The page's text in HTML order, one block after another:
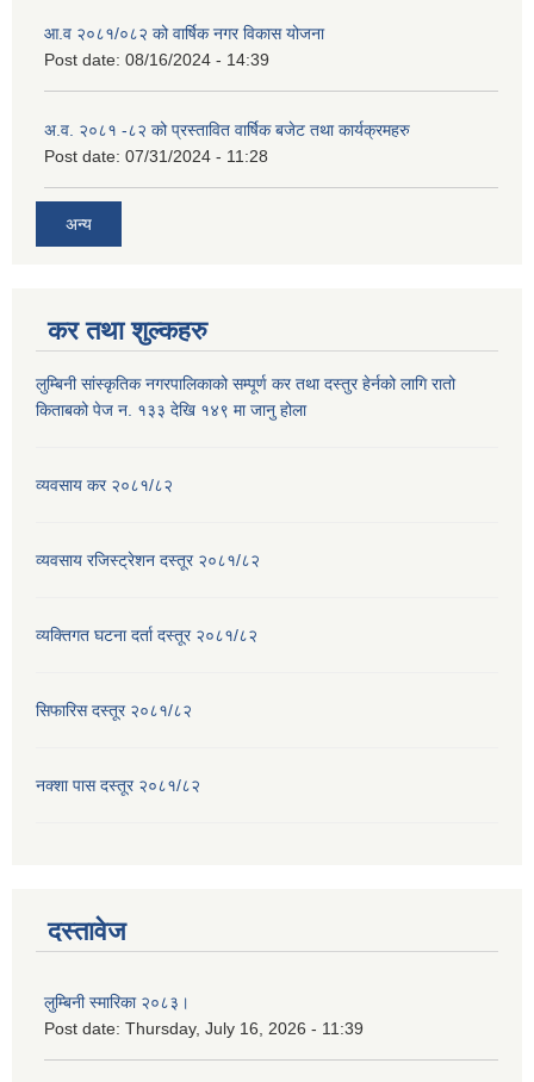
आ.व २०८१/०८२ को वार्षिक नगर विकास योजना
Post date: 08/16/2024 - 14:39
अ.व. २०८१ -८२ को प्रस्तावित वार्षिक बजेट तथा कार्यक्रमहरु
Post date: 07/31/2024 - 11:28
अन्य
कर तथा शुल्कहरु
लुम्बिनी सांस्कृतिक नगरपालिकाको सम्पूर्ण कर तथा दस्तुर हेर्नको लागि रातो
किताबको पेज न. १३३ देखि १४९ मा जानु होला
व्यवसाय कर २०८१/८२
व्यवसाय रजिस्ट्रेशन दस्तूर २०८१/८२
व्यक्तिगत घटना दर्ता दस्तूर २०८१/८२
सिफारिस दस्तूर २०८१/८२
नक्शा पास दस्तूर २०८१/८२
दस्तावेज
लुम्बिनी स्मारिका २०८३।
Post date: Thursday, July 16, 2026 - 11:39